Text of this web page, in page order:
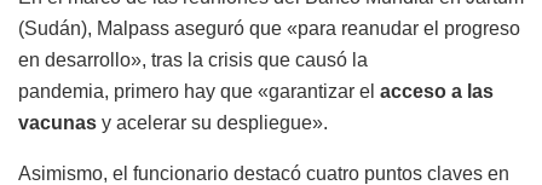
(Sudán), Malpass aseguró que «para reanudar el progreso
en desarrollo», tras la crisis que causó la
pandemia, primero hay que «garantizar el acceso a las
vacunas y acelerar su despliegue».
Asimismo, el funcionario destacó cuatro puntos claves en